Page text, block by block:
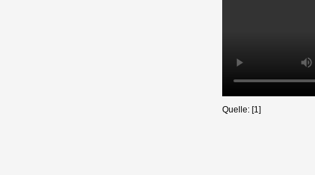
Quelle: [1]